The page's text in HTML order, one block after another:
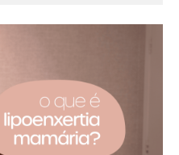
do silicone
do silicone,
natural. A técnica da
conjunto com a cirurgiã
da paciente.